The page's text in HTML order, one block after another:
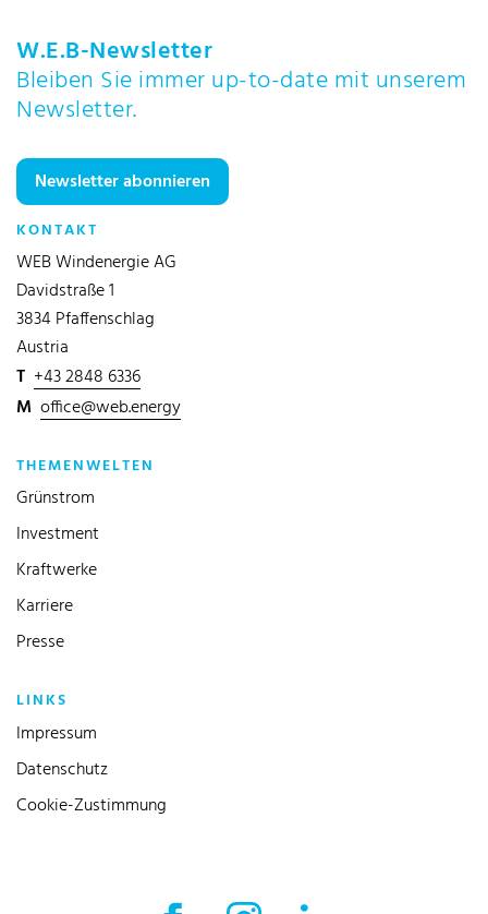
W.E.B-Newsletter
Bleiben Sie immer up-to-date mit unserem
Newsletter.
Newsletter abonnieren
KONTAKT
WEB Windenergie AG
Davidstraße 1
3834 Pfaffenschlag
Austria
T +43 2848 6336
M office@web.energy
THEMENWELTEN
Grünstrom
Investment
Kraftwerke
Karriere
Presse
LINKS
Impressum
Datenschutz
Cookie-Zustimmung